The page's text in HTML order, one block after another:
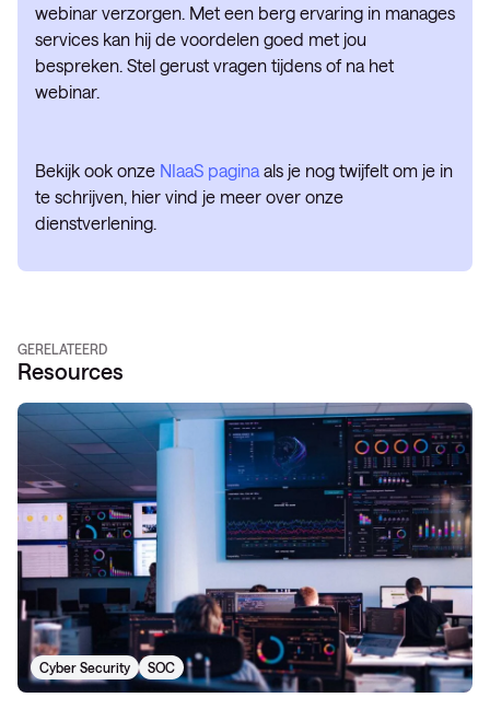
webinar verzorgen. Met een berg ervaring in manages
services kan hij de voordelen goed met jou
bespreken. Stel gerust vragen tijdens of na het
webinar.
Bekijk ook onze NIaaS pagina als je nog twijfelt om je in
te schrijven, hier vind je meer over onze
dienstverlening.
GERELATEERD
Resources
Cyber Security SOC